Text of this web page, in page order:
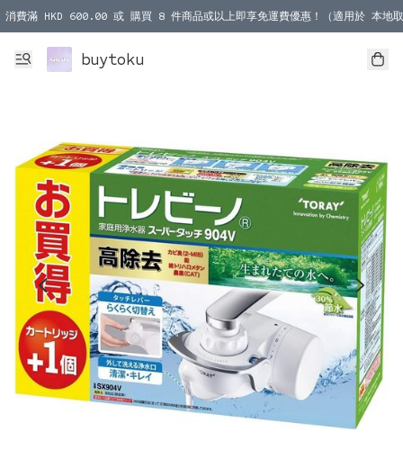
消費滿 HKD 600.00 或 購買 8 件商品或以上即享免運費優惠！（適用於 本地
消費滿 HKD 1000.00 或 購買 100 件商品或以上即享免運費優惠！（適用於
buytoku